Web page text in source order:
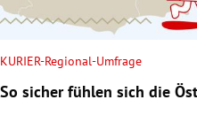
KURIER-Regional-Umfrage
So sicher fühlen sich die